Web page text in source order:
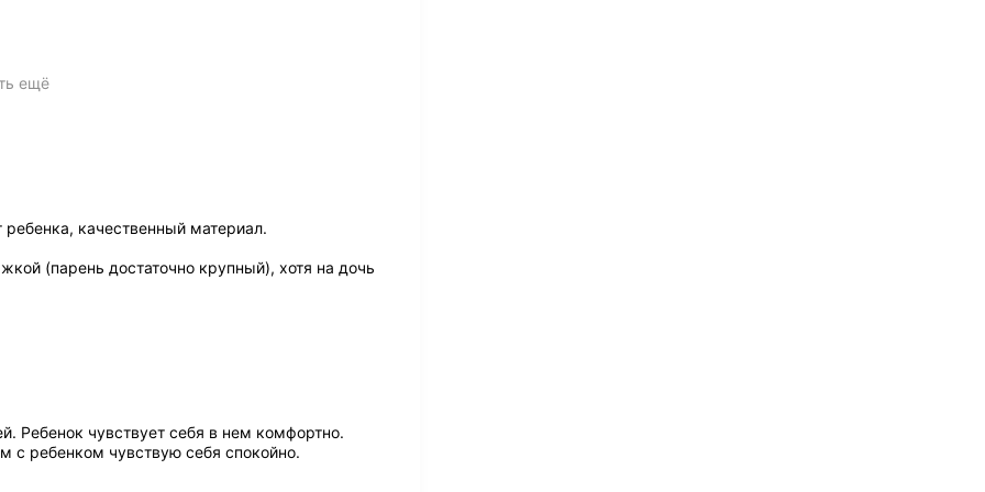
ещё
качественный материал.
(парень достаточно крупный), хотя на дочь
Ребенок чувствует себя в нем комфортно.
с ребенком чувствую себя спокойно.